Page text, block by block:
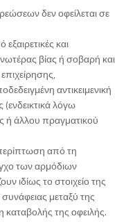
δεν οφείλεται σε
και
βίας ή σοβαρή και
αντικειμενική
λόγω
ή άλλου πραγματικού
από τη
των αρμόδιων
ιδίως το στοιχείο της
μεταξύ της
καταβολής της οφειλής.